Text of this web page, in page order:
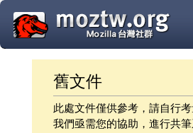
舊文件
此處文件僅供參考，請自行
我們亟需您的協助，進行共